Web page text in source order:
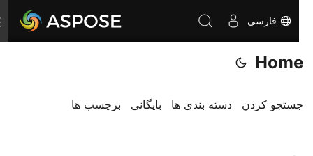
فارسی
Home
جستجو کردن دسته بندی ها بایگانی برچسب ها